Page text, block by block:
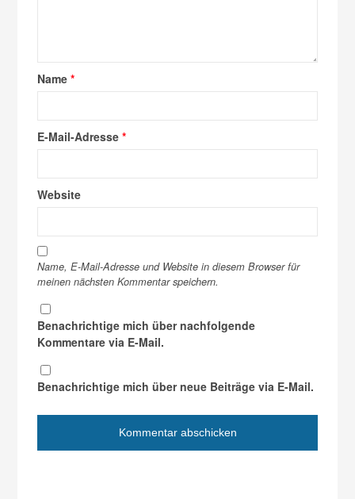
Name*
E-Mail-Adresse*
Website
Name, E-Mail-Adresse und Website in diesem Browser für
meinen nächsten Kommentar speichern.
Benachrichtige mich über nachfolgende
Kommentare via E-Mail.
Benachrichtige mich über neue Beiträge via E-Mail.